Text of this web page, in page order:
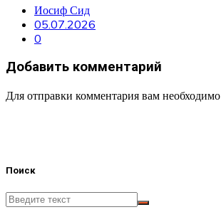
Иосиф Сид
05.07.2026
0
Добавить комментарий
Для отправки комментария вам необходимо
Поиск